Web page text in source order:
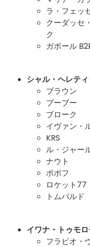
ラ・フェッ
クーダッセ
ク
ガボール
シャル・ヘレテ
ブラウン
ブーブー
ブローク
イヴァン・
KRS
ル・ジャー
ナウト
ポポフ
ロケット77
トムバルド
イワナ・トゥモ
フラビオ・